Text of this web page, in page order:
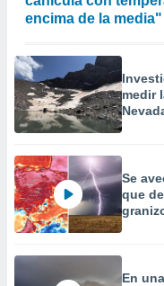
encima de la media"
medir
Se
que
En